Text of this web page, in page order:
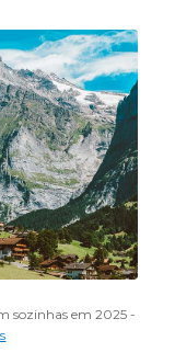
sozinhas em 2025 -